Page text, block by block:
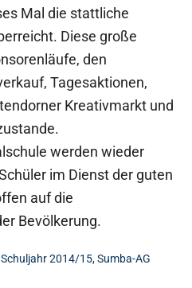
Mal die stattliche
Diese große
den
Tagesaktionen,
Kreativmarkt und
werden wieder
im Dienst der guten
auf die
Bevölkerung.
Schuljahr 2014/15,Sumba-AG